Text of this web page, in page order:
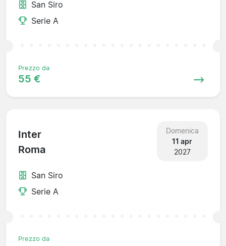
San Siro
Serie A
Prezzo da
55 €
Inter
Roma
Domenica
11 apr
2027
San Siro
Serie A
Prezzo da